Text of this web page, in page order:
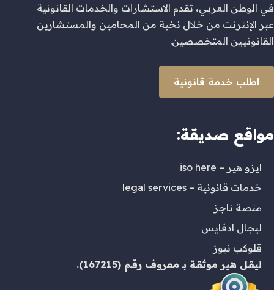
في الوطن العربي، تقدم الاستشارات والخدمات القانونية
عبر الإنترنت من خلال نخبة من المحامين والمستشارين
القانونيين المتخصصين.
اطلب خدمة قانونية
مواقع صديقة:
ايزو هير – iso here
خدمات قانونية – legal services
منصة ناجز
ليجال ادفايس
قلوكب نيوز
ليقل هير موثقة بـ معروف رقم (167215).